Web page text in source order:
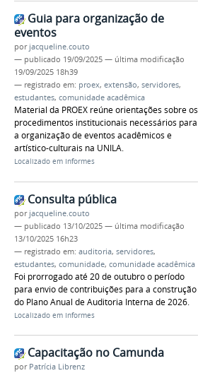
Guia para organização de
eventos
por jacqueline.couto
— publicado 19/09/2025 — última modificação
19/09/2025 18h39
— registrado em: proex, extensão, servidores,
estudantes, comunidade acadêmica
Material da PROEX reúne orientações sobre os
procedimentos institucionais necessários para
a organização de eventos acadêmicos e
artístico-culturais na UNILA.
Localizado em Informes
Consulta pública
por jacqueline.couto
— publicado 13/10/2025 — última modificação
13/10/2025 16h23
— registrado em: auditoria, servidores,
estudantes, comunidade, comunidade acadêmica
Foi prorrogado até 20 de outubro o período
para envio de contribuições para a construção
do Plano Anual de Auditoria Interna de 2026.
Localizado em Informes
Capacitação no Camunda
por Patrícia Librenz